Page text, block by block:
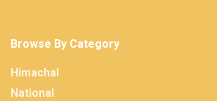
Browse By Category
Himachal
National